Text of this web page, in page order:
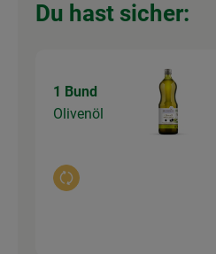
Du hast sicher:
1 Bund
Olivenöl
Auswahl ändern